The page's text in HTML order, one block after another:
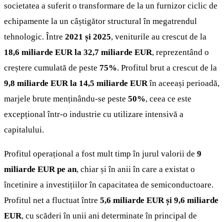
societatea a suferit o transformare de la un furnizor ciclic de
echipamente la un câștigător structural în megatrendul
tehnologic. Între 2021 și 2025, veniturile au crescut de la
18,6 miliarde EUR la 32,7 miliarde EUR, reprezentând o
creștere cumulată de peste 75%. Profitul brut a crescut de la
9,8 miliarde EUR la 14,5 miliarde EUR în aceeași perioadă,
marjele brute menținându-se peste 50%, ceea ce este
excepțional într-o industrie cu utilizare intensivă a
capitalului.
Profitul operațional a fost mult timp în jurul valorii de 9
miliarde EUR pe an, chiar și în anii în care a existat o
încetinire a investițiilor în capacitatea de semiconductoare.
Profitul net a fluctuat între 5,6 miliarde EUR și 9,6 miliarde
EUR, cu scăderi în unii ani determinate în principal de